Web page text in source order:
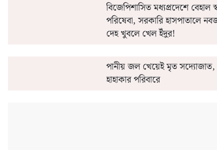
বিজেপিশাসিত মধ্যপ্রদেশে বেহাল
পরিষেবা, সরকারি হাসপাতালে
দেহ খুবলে খেল ইঁদুর!
পানীয় জল খেয়েই মৃত সদ্যোজাত,
হাহাকার পরিবারে